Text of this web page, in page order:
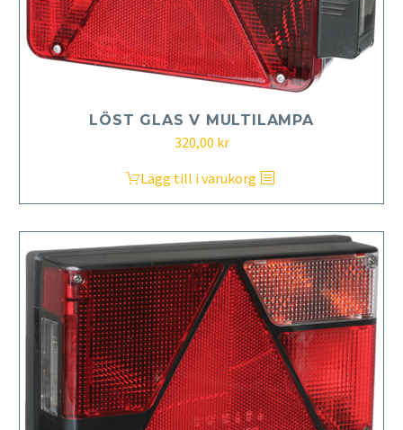
LÖST GLAS V MULTILAMPA
320,00 kr
Lägg till i varukorg